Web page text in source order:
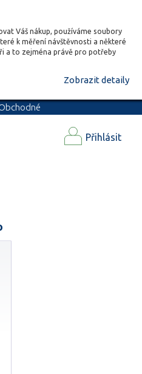
Váš nákup, používáme soubory
k měření návštěvnosti a některé
a to zejména právě pro potřeby
Zobrazit detaily
Přihlásit